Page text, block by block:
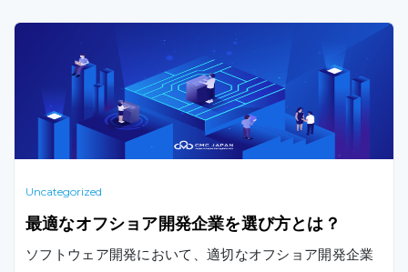
Uncategorized
最適なオフショア開発企業を選び方とは？
ソフトウェア開発において、適切なオフショア開発企業